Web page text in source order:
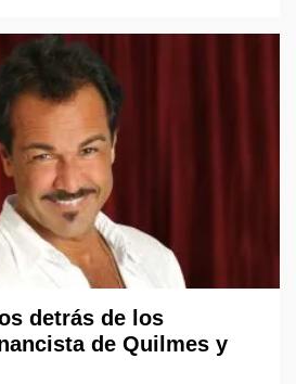
detrás de los
de Quilmes y